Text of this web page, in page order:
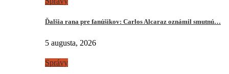
Ďalšia rana pre fanúšikov: Carlos Alcaraz oznámil smutnú…
5 augusta, 2026
Správy